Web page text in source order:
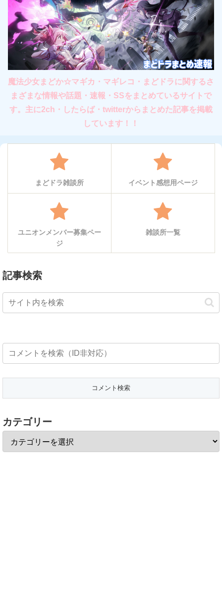
魔法少女まどか☆マギカ・マギレコ・まどドラに関するさ
まざまな情報や話題・速報・SSをまとめているサイトで
す。主に2ch・したらば・twitterからまとめた記事を掲載
しています！！
まどドラ雑談所 イベント感想用ページ
ユニオンメンバー募集ペー
ジ
雑談所一覧
記事検索
カテゴリー